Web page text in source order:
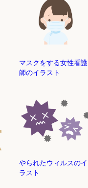
マスクをする女性看護
師のイラスト
やられたウィルスのイ
ラスト